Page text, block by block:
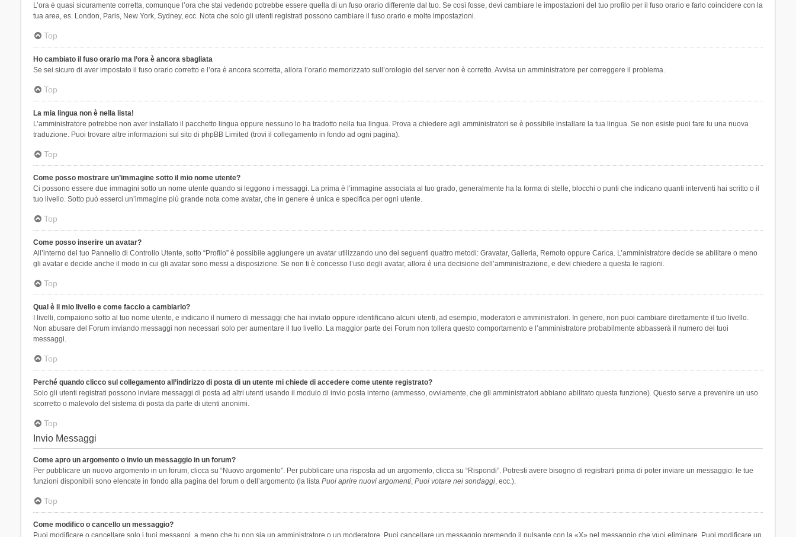
L’ora è quasi sicuramente corretta, comunque l’ora che stai vedendo potrebbe essere quella di un fuso orario differente dal tuo. Se così fosse, devi cambiare le impostazioni del tuo profilo per il fuso orario e farlo coincidere con la
tua area, es. London, Paris, New York, Sydney, ecc. Nota che solo gli utenti registrati possono cambiare il fuso orario e molte impostazioni.
Top
Ho cambiato il fuso orario ma l’ora è ancora sbagliata
Se sei sicuro di aver impostato il fuso orario corretto e l’ora è ancora scorretta, allora l’orario memorizzato sull’orologio del server non è corretto. Avvisa un amministratore per correggere il problema.
Top
La mia lingua non è nella lista!
L’amministratore potrebbe non aver installato il pacchetto lingua oppure nessuno lo ha tradotto nella tua lingua. Prova a chiedere agli amministratori se è possibile installare la tua lingua. Se non esiste puoi fare tu una nuova
traduzione. Puoi trovare altre informazioni sul sito di phpBB Limited (trovi il collegamento in fondo ad ogni pagina).
Top
Come posso mostrare un’immagine sotto il mio nome utente?
Ci possono essere due immagini sotto un nome utente quando si leggono i messaggi. La prima è l’immagine associata al tuo grado, generalmente ha la forma di stelle, blocchi o punti che indicano quanti interventi hai scritto o il
tuo livello. Sotto può esserci un’immagine più grande nota come avatar, che in genere è unica e specifica per ogni utente.
Top
Come posso inserire un avatar?
All’interno del tuo Pannello di Controllo Utente, sotto “Profilo” è possibile aggiungere un avatar utilizzando uno dei seguenti quattro metodi: Gravatar, Galleria, Remoto oppure Carica. L’amministratore decide se abilitare o meno
gli avatar e decide anche il modo in cui gli avatar sono messi a disposizione. Se non ti è concesso l’uso degli avatar, allora è una decisione dell’amministrazione, e devi chiedere a questa le ragioni.
Top
Qual è il mio livello e come faccio a cambiarlo?
I livelli, compaiono sotto al tuo nome utente, e indicano il numero di messaggi che hai inviato oppure identificano alcuni utenti, ad esempio, moderatori e amministratori. In genere, non puoi cambiare direttamente il tuo livello.
Non abusare del Forum inviando messaggi non necessari solo per aumentare il tuo livello. La maggior parte dei Forum non tollera questo comportamento e l’amministratore probabilmente abbasserà il numero dei tuoi
messaggi.
Top
Perché quando clicco sul collegamento all’indirizzo di posta di un utente mi chiede di accedere come utente registrato?
Solo gli utenti registrati possono inviare messaggi di posta ad altri utenti usando il modulo di invio posta interno (ammesso, ovviamente, che gli amministratori abbiano abilitato questa funzione). Questo serve a prevenire un uso
scorretto o malevolo del sistema di posta da parte di utenti anonimi.
Top
Invio Messaggi
Come apro un argomento o invio un messaggio in un forum?
Per pubblicare un nuovo argomento in un forum, clicca su “Nuovo argomento”. Per pubblicare una risposta ad un argomento, clicca su “Rispondi”. Potresti avere bisogno di registrarti prima di poter inviare un messaggio: le tue
funzioni disponibili sono elencate in fondo alla pagina del forum o dell’argomento (la lista Puoi aprire nuovi argomenti, Puoi votare nei sondaggi, ecc.).
Top
Come modifico o cancello un messaggio?
Puoi modificare o cancellare solo i tuoi messaggi, a meno che tu non sia un amministratore o un moderatore. Puoi cancellare un messaggio premendo il pulsante con la «X» nel messaggio che vuoi eliminare. Puoi modificare un